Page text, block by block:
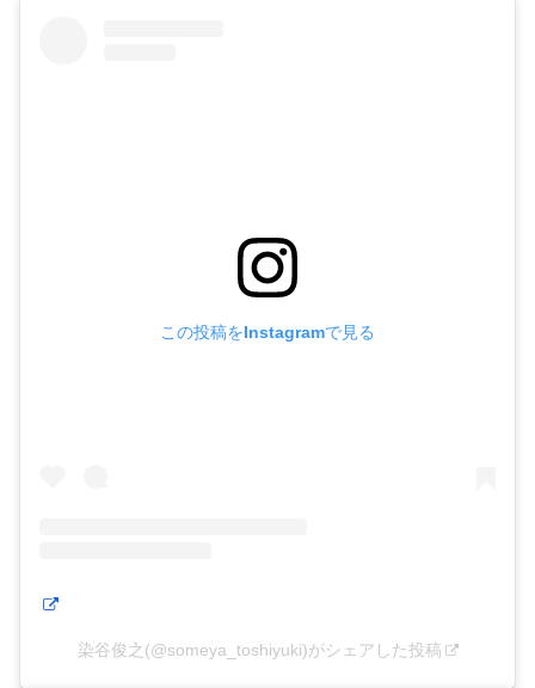
この投稿をInstagramで見る
染谷俊之(@someya_toshiyuki)がシェアした投稿